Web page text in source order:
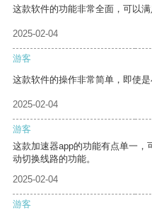
这款软件的功能非常全面，可以满
2025-02-04
游客
这款软件的操作非常简单，即使是
2025-02-04
游客
这款加速器app的功能有点单一，
动切换线路的功能。
2025-02-04
游客